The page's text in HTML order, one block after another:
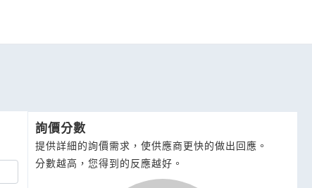
詢價分數
提供詳細的詢價需求，使供應商更快的做出回應。
分數越高，您得到的反應越好。